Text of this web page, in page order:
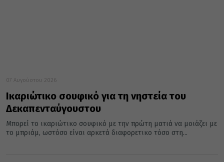
07 Αυγούστου 2026
Ικαριώτικο σουφικό για τη νηστεία του
Δεκαπενταύγουστου
Μπορεί το ικαριώτικο σουφικό με την πρώτη ματιά να μοιάζει με
το μπριάμ, ωστόσο είναι αρκετά διαφορετικο τόσο στη...